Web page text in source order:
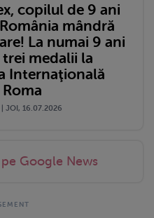
copilul de 9 ani
mândră
La numai 9 ani
medalii la
Internaţională
| JOI, 16.07.2026
Google News